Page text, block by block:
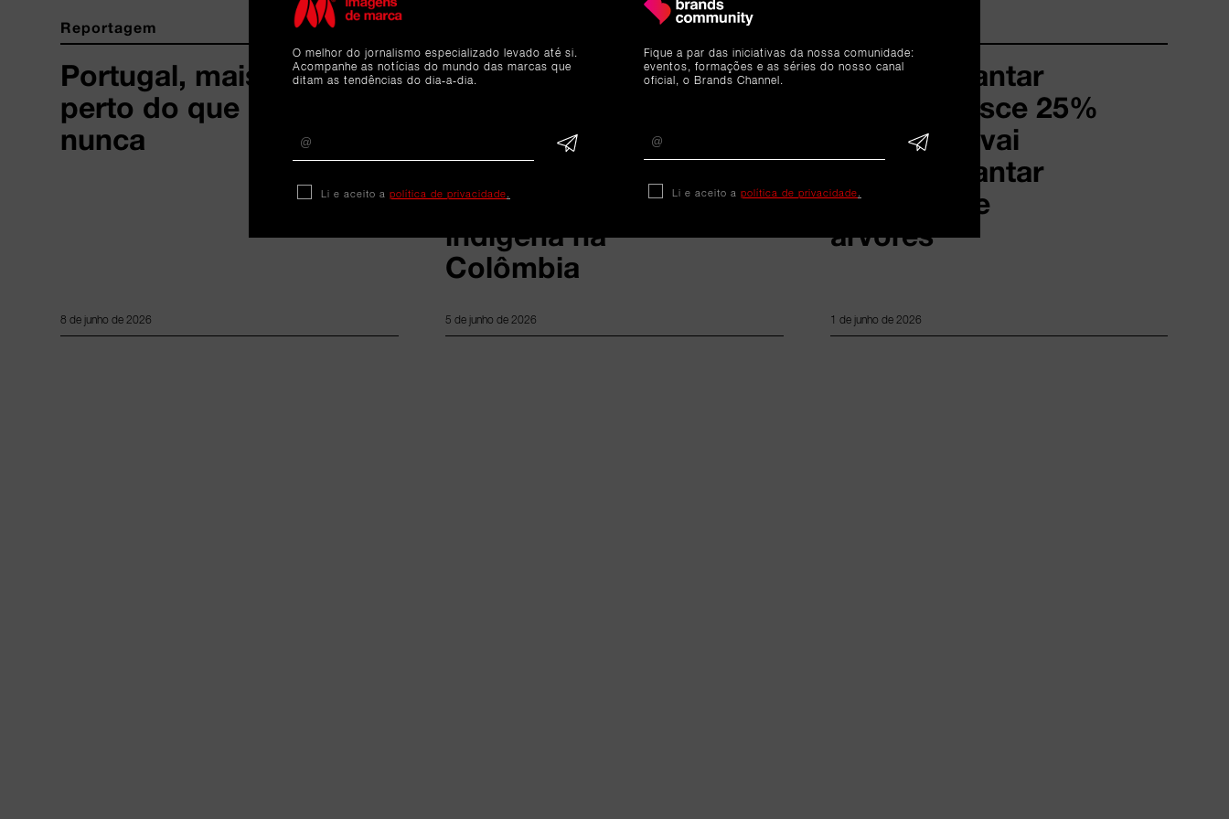
Reportagem
Portugal, mais
perto do que
nunca
8 de junho de 2026
Delta Coffee
Impossible Coffee
e apoia
comunidade
indígena na
Colômbia
5 de junho de 2026
"Vamos Plantar
Livros" cresce 25%
em 2026 e vai
permitir plantar
milhares de
árvores
1 de junho de 2026
O melhor do jornalismo especializado levado até si.
Acompanhe as notícias do mundo das marcas que
ditam as tendências do dia-a-dia.
Li e aceito a política de privacidade.
Fique a par das iniciativas da nossa comunidade:
eventos, formações e as séries do nosso canal
oficial, o Brands Channel.
Li e aceito a política de privacidade.